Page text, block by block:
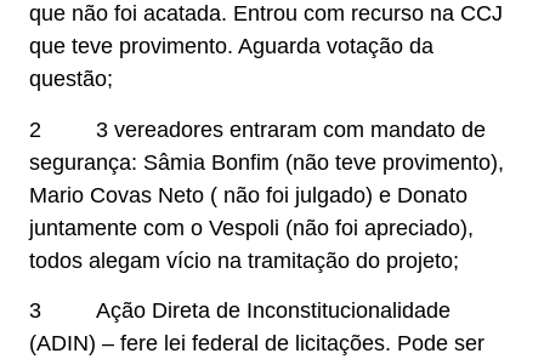
que não foi acatada. Entrou com recurso na CCJ
que teve provimento. Aguarda votação da
questão;
2 3 vereadores entraram com mandato de
segurança: Sâmia Bonfim (não teve provimento),
Mario Covas Neto ( não foi julgado) e Donato
juntamente com o Vespoli (não foi apreciado),
todos alegam vício na tramitação do projeto;
3 Ação Direta de Inconstitucionalidade
(ADIN) – fere lei federal de licitações. Pode ser